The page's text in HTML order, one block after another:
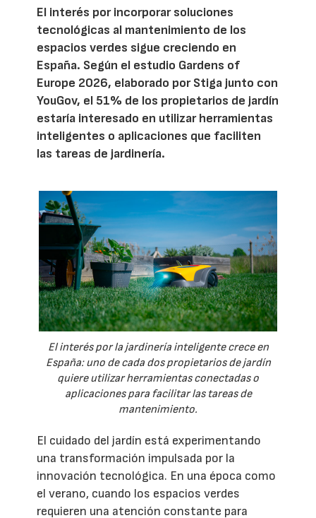
El interés por incorporar soluciones
tecnológicas al mantenimiento de los
espacios verdes sigue creciendo en
España. Según el estudio Gardens of
Europe 2026, elaborado por Stiga junto con
YouGov, el 51% de los propietarios de jardín
estaría interesado en utilizar herramientas
inteligentes o aplicaciones que faciliten
las tareas de jardinería.
El interés por la jardinería inteligente crece en
España: uno de cada dos propietarios de jardín
quiere utilizar herramientas conectadas o
aplicaciones para facilitar las tareas de
mantenimiento.
El cuidado del jardín está experimentando
una transformación impulsada por la
innovación tecnológica. En una época como
el verano, cuando los espacios verdes
requieren una atención constante para